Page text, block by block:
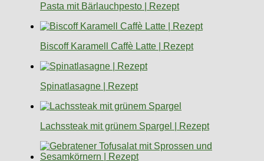
Pasta mit Bärlauchpesto | Rezept
Biscoff Karamell Caffè Latte | Rezept
Spinatlasagne | Rezept
Lachssteak mit grünem Spargel | Rezept